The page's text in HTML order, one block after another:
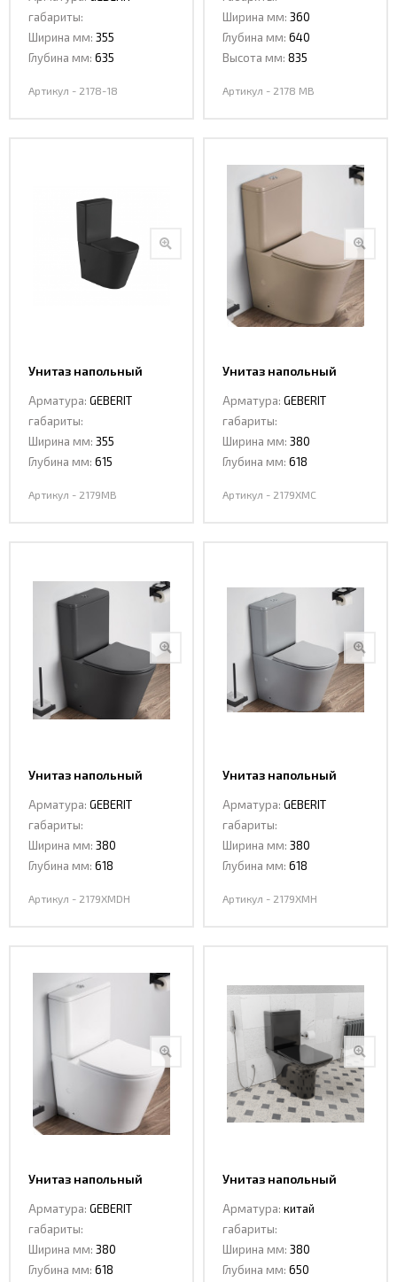
габариты:
Ширина мм: 355
Глубина мм: 635
Артикул - 2178-18
Ширина мм: 360
Глубина мм: 640
Высота мм: 835
Артикул - 2178 MB
Унитаз напольный
Арматура: GEBERIT
габариты:
Ширина мм: 355
Глубина мм: 615
Артикул - 2179MB
Унитаз напольный
Арматура: GEBERIT
габариты:
Ширина мм: 380
Глубина мм: 618
Артикул - 2179XMC
Унитаз напольный
Арматура: GEBERIT
габариты:
Ширина мм: 380
Глубина мм: 618
Артикул - 2179XMDH
Унитаз напольный
Арматура: GEBERIT
габариты:
Ширина мм: 380
Глубина мм: 618
Артикул - 2179XMH
Унитаз напольный
Арматура: GEBERIT
габариты:
Ширина мм: 380
Глубина мм: 618
Унитаз напольный
Арматура: китай
габариты:
Ширина мм: 380
Глубина мм: 650